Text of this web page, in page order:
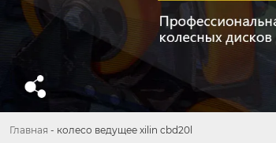
Главная - колесо ведущее xilin cbd20l